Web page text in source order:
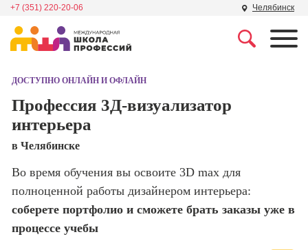
+7 (351) 220-20-06 Челябинск
Школа дизайна
Школа нейросетей и
Школа психологии
Школа актерского
поисковой
сайтов)
Профессия
Интернет-
ДОСТУПНО ОНЛАЙН И ОФЛАЙН
Профессия 3Д-визуализатор
интерьера
в Челябинске
Во время обучения вы освоите 3D max для
полноценной работы дизайнером интерьера:
соберете портфолио и сможете брать заказы уже в
процессе учебы